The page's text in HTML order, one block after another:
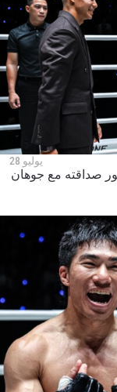
يوليو 28
صداقته مع جوهان